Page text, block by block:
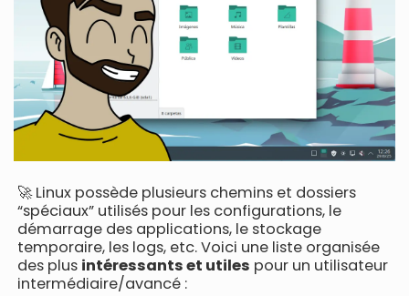
🚀 Linux possède plusieurs chemins et dossiers
“spéciaux” utilisés pour les configurations, le
démarrage des applications, le stockage
temporaire, les logs, etc. Voici une liste organisée
des plus intéressants et utiles pour un utilisateur
intermédiaire/avancé :